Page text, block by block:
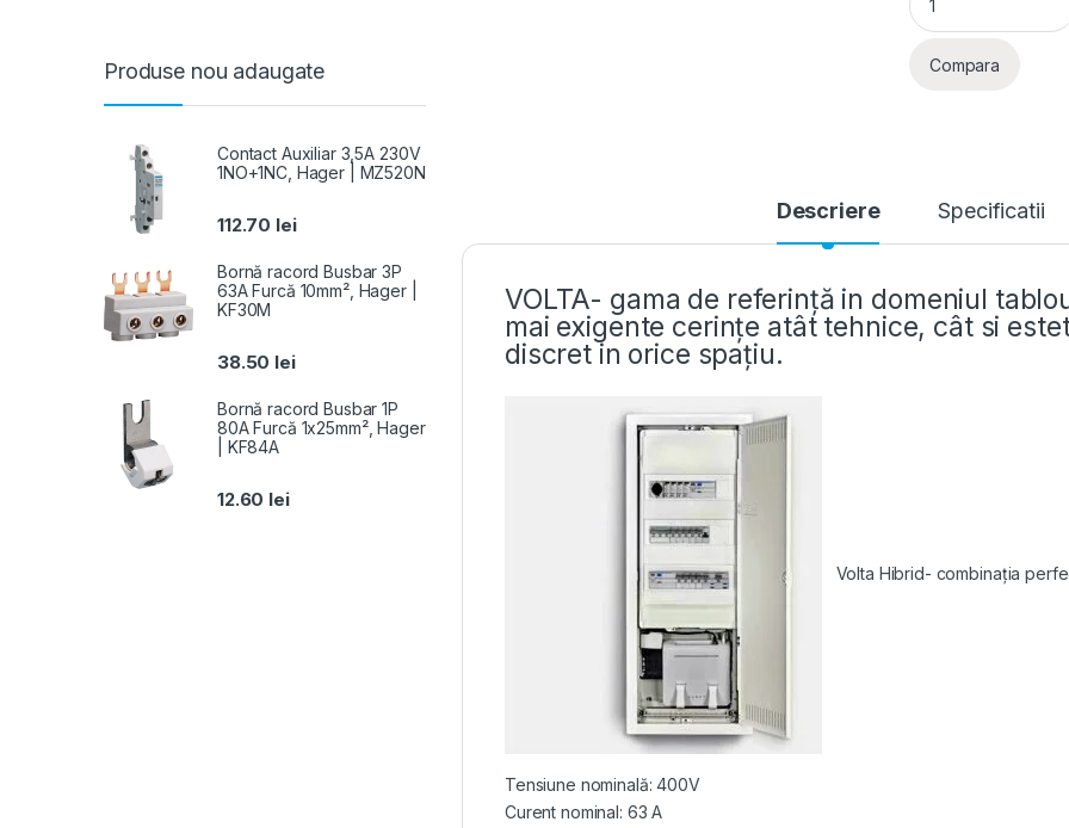
Compara
Descriere Specificatii
VOLTA- gama de referință in domeniul
mai exigente cerințe atât tehnice, cât si
discret in orice spațiu.
Volta Hibrid- combinația
Tensiune nominală: 400V
Curent nominal: 63 A
Produse nou adaugate
Contact Auxiliar 3,5A 230V
1NO+1NC, Hager | MZ520N
112.70 lei
Bornă racord Busbar 3P
63A Furcă 10mm², Hager |
KF30M
38.50 lei
Bornă racord Busbar 1P
80A Furcă 1x25mm², Hager
| KF84A
12.60 lei